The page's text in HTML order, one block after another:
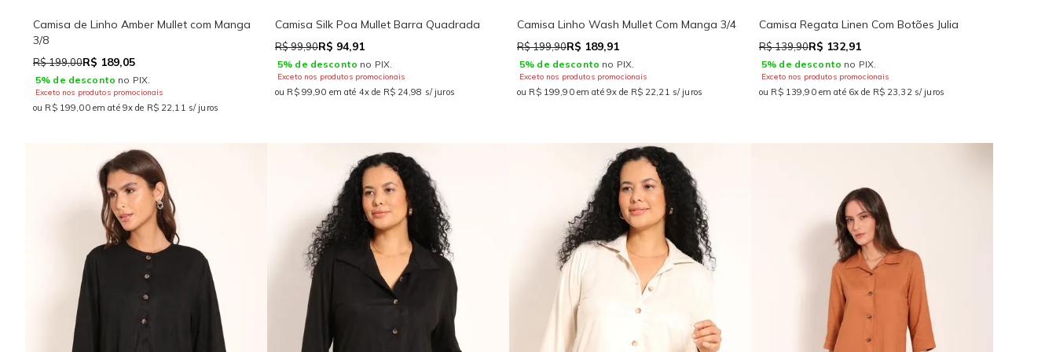
Camisa de Linho Amber Mullet com Manga
3/8
R$ 199,00R$ 189,05
5% de desconto no PIX.
Exceto nos produtos promocionais
ou R$ 199,00 em até 9x de R$ 22,11 s/ juros
Camisa Silk Poa Mullet Barra Quadrada
R$ 99,90R$ 94,91
5% de desconto no PIX.
Exceto nos produtos promocionais
ou R$ 99,90 em até 4x de R$ 24,98 s/ juros
Camisa Linho Wash Mullet Com Manga 3/4
R$ 199,90R$ 189,91
5% de desconto no PIX.
Exceto nos produtos promocionais
ou R$ 199,90 em até 9x de R$ 22,21 s/ juros
Camisa Regata Linen Com Botões Julia
R$ 139,90R$ 132,91
5% de desconto no PIX.
Exceto nos produtos promocionais
ou R$ 139,90 em até 6x de R$ 23,32 s/ juros